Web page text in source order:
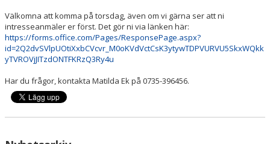
MATCHER
AVGIFTER
Välkomna att komma på torsdag, även om vi gärna ser att ni
intresseanmäler er först. Det gör ni via länken här:
https://forms.office.com/Pages/ResponsePage.aspx?
id=2Q2dvSVlpUOtiXxbCVcvr_M0oKVdVctCsK3ytywTDPVURVU5SkxWQkk
yTVROVjJITzdONTFKRzQ3Ry4u
Har du frågor, kontakta Matilda Ek på 0735-396456.